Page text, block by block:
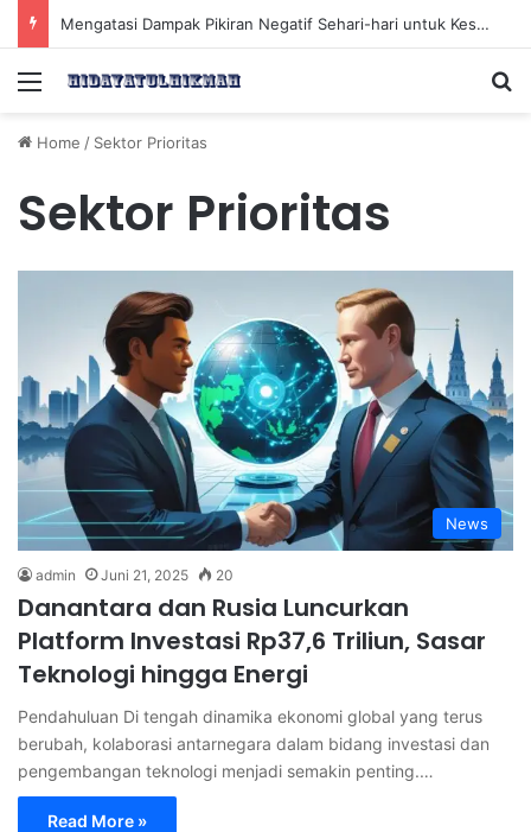
Mengatasi Dampak Pikiran Negatif Sehari-hari untuk Kesehatan Mental yang Lebih Baik
Menu
Home / Sektor Prioritas
Sektor Prioritas
News
admin Juni 21, 2025 20
Danantara dan Rusia Luncurkan
Platform Investasi Rp37,6 Triliun, Sasar
Teknologi hingga Energi
Pendahuluan Di tengah dinamika ekonomi global yang terus
berubah, kolaborasi antarnegara dalam bidang investasi dan
pengembangan teknologi menjadi semakin penting.…
Read More »